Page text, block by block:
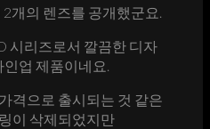
개의 렌즈를 공개했군요.
시리즈로서 깔끔한 디자
업 제품이네요.
격으로 출시되는 것 같은
이 삭제되었지만